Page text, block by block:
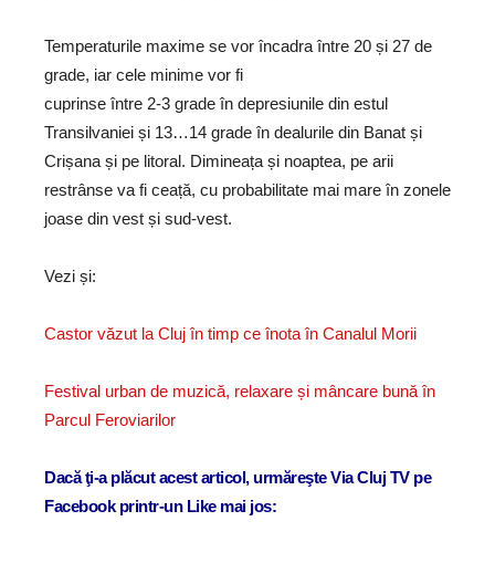
Temperaturile maxime se vor încadra între 20 și 27 de
grade, iar cele minime vor fi
cuprinse între 2-3 grade în depresiunile din estul
Transilvaniei și 13…14 grade în dealurile din Banat și
Crișana și pe litoral. Dimineața și noaptea, pe arii
restrânse va fi ceață, cu probabilitate mai mare în zonele
joase din vest și sud-vest.
Vezi și:
Castor văzut la Cluj în timp ce înota în Canalul Morii
Festival urban de muzică, relaxare și mâncare bună în
Parcul Feroviarilor
Dacă ţi-a plăcut acest articol, urmăreşte Via Cluj TV pe
Facebook printr-un Like mai jos: